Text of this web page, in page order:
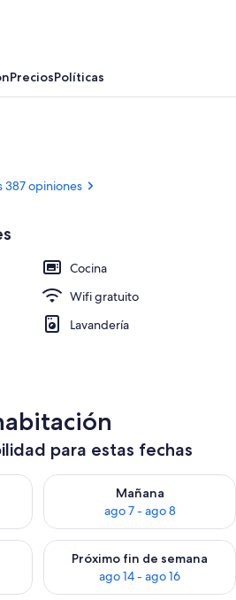
Restaurantes
PreciosPolíticas
387 opiniones
Cocina
Wifi gratuito
Lavandería
para estas fechas
hoy ago 6 - ago 7
Mañana
ago 7 - ago 8
Consulta la disponibilidad
este fin de semana ago 7 -
Próximo fin de semana
ago 14 - ago 16
Consulta la disponibilidad